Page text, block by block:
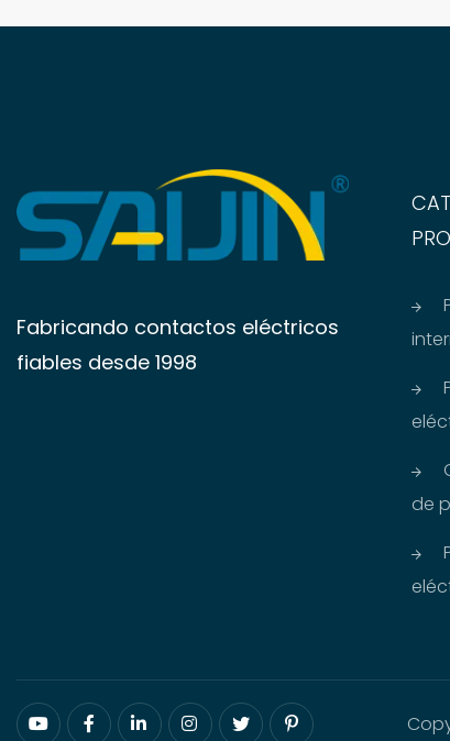
Fabricando contactos eléctricos
fiables desde 1998
de